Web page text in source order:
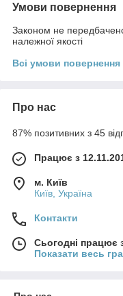
Умови повернення
Законом не
належної якості
Всі умови повернення
Про нас
87% позитивних з 45
Працює з
м. Київ
Київ, Україна
Контакти
Сьогодні працює
Показати весь